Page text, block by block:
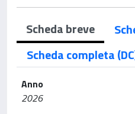
Scheda breve
Scheda completa
Anno
2026